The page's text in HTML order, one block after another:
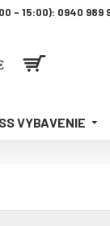
- 15:00): 0940 989
VYBAVENIE